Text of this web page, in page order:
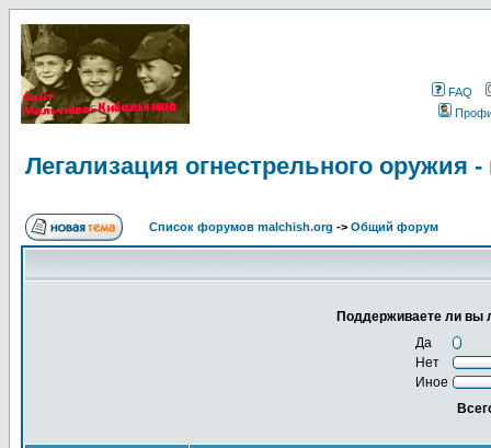
FAQ
Легализация огнестрельного
Список форумов malchish.org -> Общий форум
Поддерживаете ли вы
Да
Нет
Иное